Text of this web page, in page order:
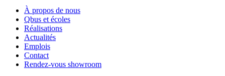
À propos de nous
Qbus et écoles
Réalisations
Actualités
Emplois
Contact
Rendez-vous showroom